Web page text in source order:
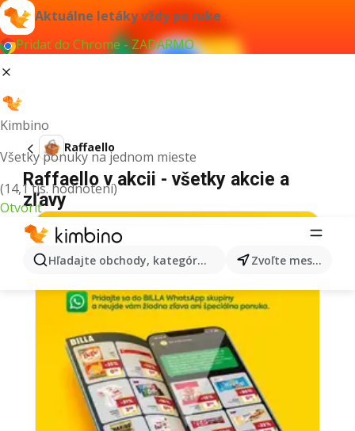
Aktuálne letáky vždy po ruke
Pridať do Chrome - ZADARMO
Kimbino
Všetky ponuky na jednom mieste
(14,1 tis. hodnotení)
Otvoriť
Hľadajte obchody, kategórie, produkty... Zvoľte mesto
Raffaello
Raffaello v akcii - všetky akcie a
zľavy